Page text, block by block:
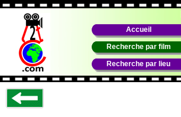
Accueil
Recherche par film
Recherche par lieu